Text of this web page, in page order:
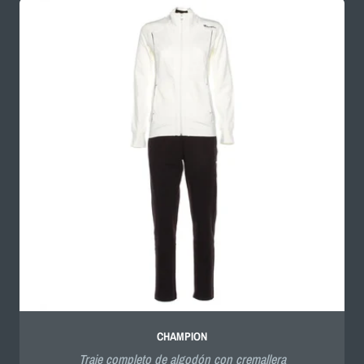
oferta
CHAMPION
Traje completo de algodón con cremallera